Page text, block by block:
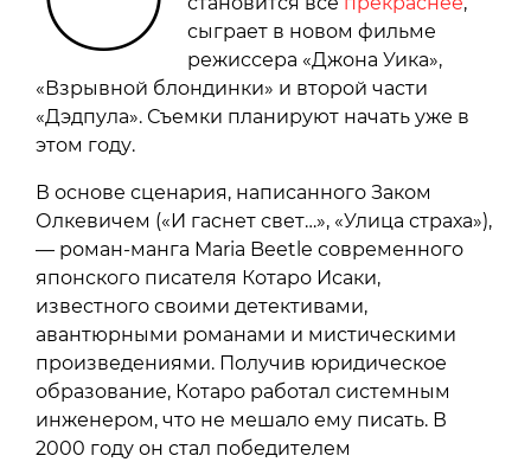
сыграет в новом фильме
режиссера «Джона Уика»,
«Взрывной блондинки» и второй части
«Дэдпула». Съемки планируют начать уже в
этом году.
В основе сценария, написанного Заком
Олкевичем («И гаснет свет…», «Улица страха»),
— роман-манга Maria Beetle современного
японского писателя Котаро Исаки,
известного своими детективами,
авантюрными романами и мистическими
произведениями. Получив юридическое
образование, Котаро работал системным
инженером, что не мешало ему писать. В
2000 году он стал победителем